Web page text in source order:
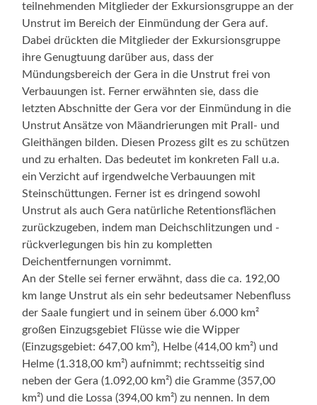
teilnehmenden Mitglieder der Exkursionsgruppe an der
Unstrut im Bereich der Einmündung der Gera auf.
Dabei drückten die Mitglieder der Exkursionsgruppe
ihre Genugtuung darüber aus, dass der
Mündungsbereich der Gera in die Unstrut frei von
Verbauungen ist. Ferner erwähnten sie, dass die
letzten Abschnitte der Gera vor der Einmündung in die
Unstrut Ansätze von Mäandrierungen mit Prall- und
Gleithängen bilden. Diesen Prozess gilt es zu schützen
und zu erhalten. Das bedeutet im konkreten Fall u.a.
ein Verzicht auf irgendwelche Verbauungen mit
Steinschüttungen. Ferner ist es dringend sowohl
Unstrut als auch Gera natürliche Retentionsflächen
zurückzugeben, indem man Deichschlitzungen und -
rückverlegungen bis hin zu kompletten
Deichentfernungen vornimmt.
An der Stelle sei ferner erwähnt, dass die ca. 192,00
km lange Unstrut als ein sehr bedeutsamer Nebenfluss
der Saale fungiert und in seinem über 6.000 km²
großen Einzugsgebiet Flüsse wie die Wipper
(Einzugsgebiet: 647,00 km²), Helbe (414,00 km²) und
Helme (1.318,00 km²) aufnimmt; rechtsseitig sind
neben der Gera (1.092,00 km²) die Gramme (357,00
km²) und die Lossa (394,00 km²) zu nennen. In dem